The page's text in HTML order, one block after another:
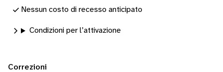
Nessun costo di recesso anticipato
Condizioni per l’attivazione
Correzioni